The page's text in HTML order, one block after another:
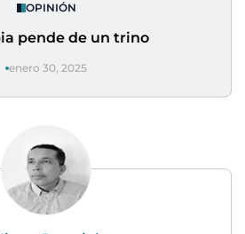
OPINIÓN
pende de un trino
enero 30, 2025